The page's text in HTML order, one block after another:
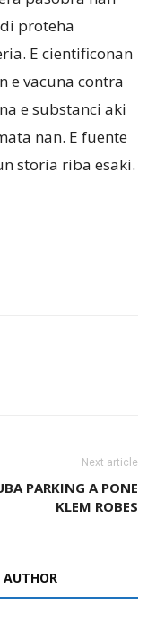
proteha
E cientificonan
e vacuna contra
e substanci aki
nan. E fuente
storia riba esaki.
Next article
PARKING A PONE
KLEM ROBES
AUTHOR